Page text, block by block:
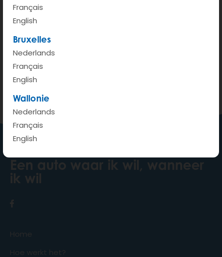
Français
English
Bruxelles
Nederlands
Français
English
Wallonie
Nederlands
Français
English
Bekijken op Google Maps
Een auto waar ik wil, wanneer
ik wil
Home
Hoe werkt het?